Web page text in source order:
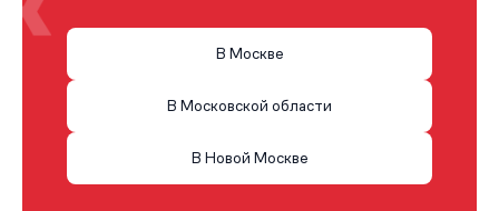
В Москве
В Московской области
В Новой Москве